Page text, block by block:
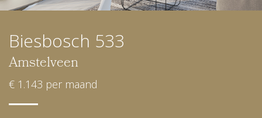
Biesbosch 533
Amstelveen
€ 1.143 per maand